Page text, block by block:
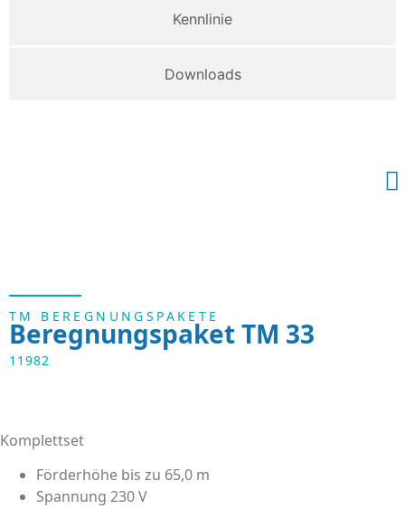
Kennlinie
Downloads
TM BEREGNUNGSPAKETE
Beregnungspaket TM 33
11982
Komplettset
Förderhöhe bis zu 65,0 m
Spannung 230 V